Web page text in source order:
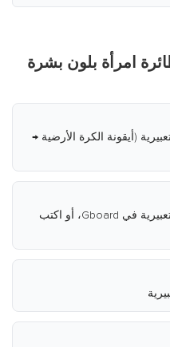
امرأة بلون بشرة
(أيقونة الكرة الأرضية →
استخدم لوحة مفاتيح الرموز التعبيرية في Gboard، أو اكتب